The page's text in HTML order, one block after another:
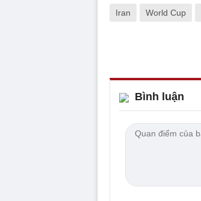
Iran World Cup
Bình luận